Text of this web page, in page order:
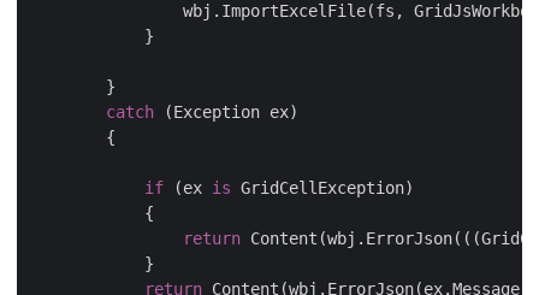
wbj.ImportExcelFile(fs,
            }
        }
catch (Exception ex)
        {
if (ex is GridCellException)
            {
return
            }
return